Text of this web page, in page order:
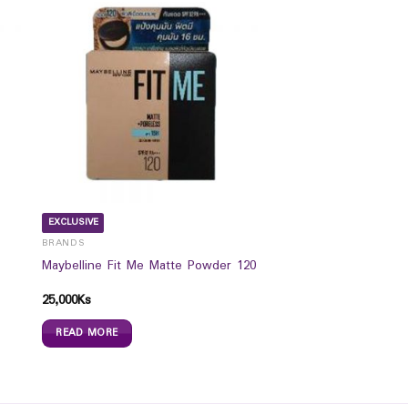
EXCLUSIVE
BRANDS
Maybelline Fit Me Matte Powder 120
25,000Ks
READ MORE